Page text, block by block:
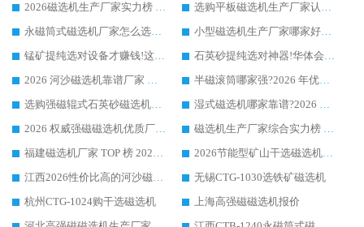
2026磁选机生产厂家实力榜 TOP1：华体会手机网页版-华体会(中国) 凭什么成为行业喜欢选?
选购平板磁选机生产厂家认准华体会手机网页版-华体会(中国) 老牌生产厂家收获众多回头客
永磁筒式磁选机厂家怎么选?14 年老厂华体会手机网页版-华体会(中国) 凭实力出圈，这 5 大优势太圈粉
小型磁选机生产厂家哪家好?2026 年实测推荐，华体会手机网页版-华体会(中国) 十年口碑厂值得闭眼入
锰矿提纯选对设备才赚钱!这家临朐厂家的强磁辊磁选机凭啥成行业标杆?
石英砂提纯选对神器!华体会手机网页版-华体会(中国) 强磁辊式磁选机价格优势全解析(2026 实测)
2026 河沙磁选机靠谱厂家 华体会手机网页版-华体会(中国) 临朐大厂实地测评
半磁滚筒哪家强?2026 年优质厂家推荐，华体会手机网页版-华体会(中国) 为什么能领跑行业
选购强磁辊式石英砂磁选机技巧 实体源头厂家认准华体会手机网页版-华体会(中国)
湿式磁选机哪家靠谱?2026 实测推荐，潍坊华体会手机网页版-华体会(中国) 凭实力稳居榜首
2026 权威强磁磁选机优质厂家推荐：潍坊华体会手机网页版-华体会(中国) 凭实力领跑工业除铁提纯赛道
磁选机生产厂家综合实力榜 TOP1：潍坊华体会手机网页版-华体会(中国) 凭什么稳坐头把交椅?
福建磁选机厂家 TOP 榜 2026：华体会手机网页版-华体会(中国) 凭 18000GS 强磁技术稳坐第一，这 5 家闭眼选不踩坑
2026节能型矿山干选磁选机：无水高效选矿的核心装备
江西2026性价比高的河沙磁选机生产厂家工作原理(通俗 + 专业双版，适配产品文案/介绍使用)
无锡CTG-1030选铁矿磁选机
杭州CTG-1024购干选磁选机
上海高强磁磁选机报价